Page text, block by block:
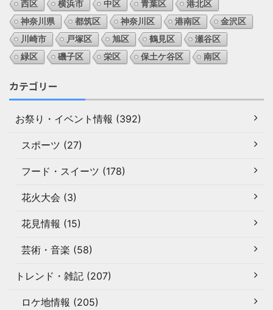
西区 横浜市 中区 青葉区
港北区
神奈川県
都筑区 神奈川区 港南区
金沢区
川崎市
戸塚区 旭区 鶴見区
瀬谷区
緑区
磯子区 栄区 保土ケ谷区 南区
カテゴリー
お祭り・イベント情報 (392)
スポーツ (27)
フード・スイーツ (178)
花火大会 (3)
花見情報 (15)
芸術・音楽 (58)
トレンド・雑記 (207)
ロケ地情報 (205)